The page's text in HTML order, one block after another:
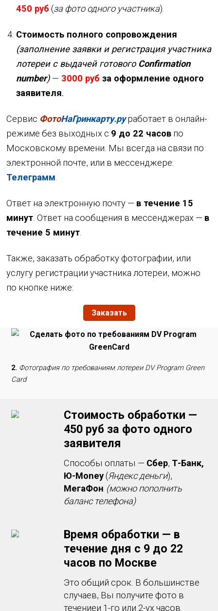
450 руб (за фото одного участника).
Стоимость полного сопровождения
(заполнение заявки и регистрация участника
лотереи с выдачей готового Сonfirmation
number) — 3000 руб за оформление одного
заявителя.
Сервис ФотоНаГринкарту.руработает в онлайн-
режиме без выходных с 9 до 22 часовпо
Московскому времени. Мы всегда на связи по
электронной почте, или в мессенджере:
Телеграмм
Ответ на электронную почту — в течение 15
минут. Ответ на сообщения в мессенджерах — в
течение 5 минут.
Также, заказать обработку фотографии, или
услугу регистрации участника лотереи, можно
по кнопке ниже:
Заказать
2. Фотография по требованиям лотереи DV Program Green
Card
Стоимость обработки —
450 руб за фото одного
заявителя
Способы оплаты — Сбер, Т-Банк,
Ю-Money(Яндекс деньги),
МегаФон (можно пополнить
баланс телефона)
Время обработки — в
течение дня с 9 до 22
часов по Москве
Это общий срок. В большинстве
случаев, Вы получите фото в
течениеи 1-го или 2-ух часов